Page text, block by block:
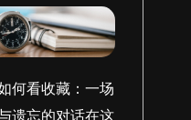
何看收藏：一场
遗忘的对话在这